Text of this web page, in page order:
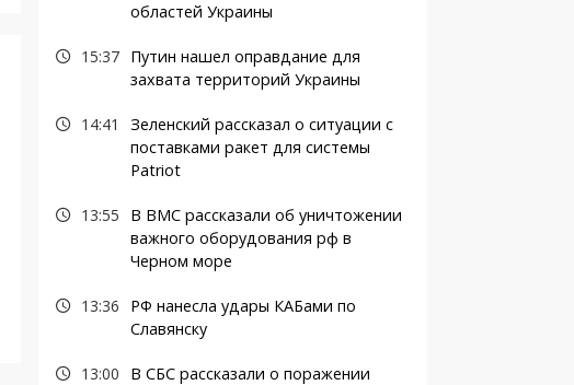
областей Украины
15:37
Путин нашел оправдание для
захвата территорий Украины
14:41
Зеленский рассказал о ситуации с
поставками ракет для системы
Patriot
13:55
В ВМС рассказали об уничтожении
важного оборудования рф в
Черном море
13:36
РФ нанесла удары КАБами по
Славянску
13:00
В СБС рассказали о поражении